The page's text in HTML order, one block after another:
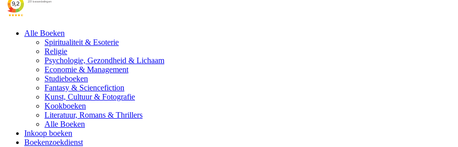
Alle Boeken
Spiritualiteit & Esoterie
Religie
Psychologie, Gezondheid & Lichaam
Economie & Management
Studieboeken
Fantasy & Sciencefiction
Kunst, Cultuur & Fotografie
Kookboeken
Literatuur, Romans & Thrillers
Alle Boeken
Inkoop boeken
Boekenzoekdienst